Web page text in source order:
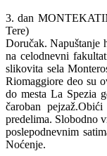
3. dan
Tere)
Doručak. Napuštanje
na celodnevni
slikovita sela
Riomaggiore deo su
do mesta La Spezia
čaroban
predelima. Slobodno
poslepodnevnim
Noćenje.